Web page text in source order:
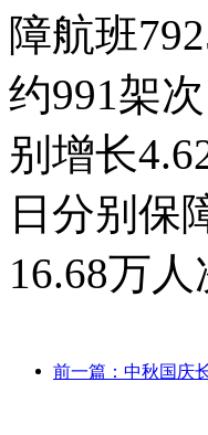
障航班
约991架
别增长
日分别保
16.68万人